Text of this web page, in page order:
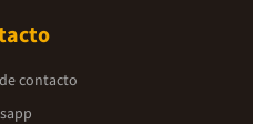
contacto